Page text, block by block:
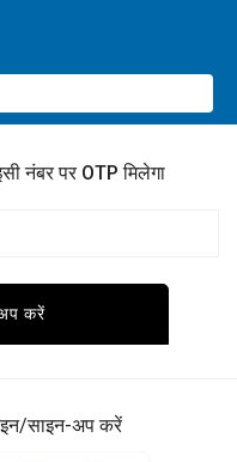
नंबर पर OTP मिलेगा
करें
साइन-अप करें